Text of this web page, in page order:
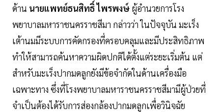
ด้าน นายแพทย์ธนสิทธิ์ ไพรพงษ์ ผู้อำนวยการโรง
พยาบาลมหาราชนครราชสีมา กล่าวว่า ในปัจจุบัน มะเร็ง
เต้านมมีระบบการคัดกรองที่ครอบคลุมและมีประสิทธิภาพ
ทำให้สามารถค้นหาความผิดปกติได้ตั้งแต่ระยะเริ่มต้น แต่
สำหรับมะเร็งปากมดลูกยังมีข้อจำกัดในด้านเครื่องมือ
เฉพาะทาง ซึ่งที่โรงพยาบาลมหาราชนครราชสีมามีผู้ป่วยที่
จำเป็นต้องได้รับการส่องกล้องปากมดลูกเพื่อวินิจฉัย